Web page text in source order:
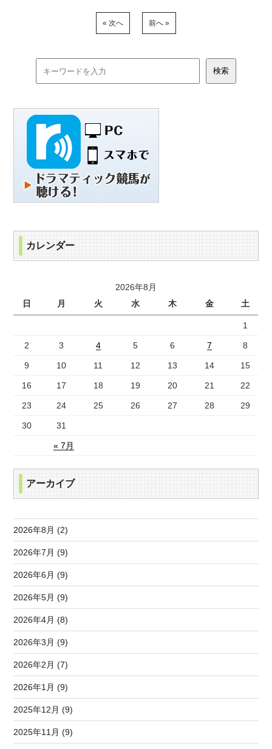
« 次へ 前へ »
カレンダー
2026年8月
日
月 火 水 木 金 土
« 7月
1
2 3 4 5 6 7 8
9 10 11 12 13 14 15
16 17 18 19 20 21 22
23 24 25 26 27 28 29
30 31
アーカイブ
2026年8月 (2)
2026年7月 (9)
2026年6月 (9)
2026年5月 (9)
2026年4月 (8)
2026年3月 (9)
2026年2月 (7)
2026年1月 (9)
2025年12月 (9)
2025年11月 (9)